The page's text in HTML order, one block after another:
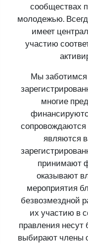
сообществах
молодежью.
имеет
участию
Мы заботимся
многие
являются
принимают
оказывают
мероприятия
безвозмездной
их участию в
правления несут
выбирают члены